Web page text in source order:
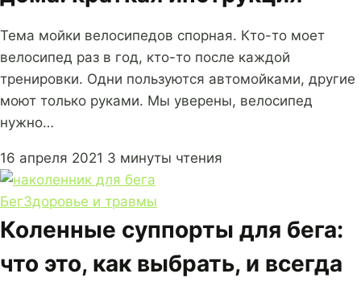
Тема мойки велосипедов спорная. Кто-то моет
велосипед раз в год, кто-то после каждой
тренировки. Одни пользуются автомойками, другие
моют только руками. Мы уверены, велосипед
нужно…
16 апреля 2021 3 минуты чтения
БегЗдоровье и травмы
Коленные суппорты для бега:
что это, как выбрать, и всегда